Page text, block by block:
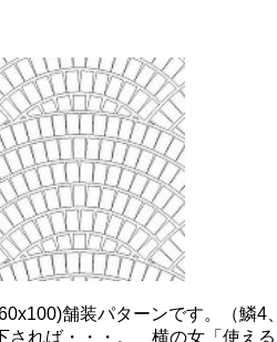
舗装パターンです。（鱗
されば・・・。 横の女「使える